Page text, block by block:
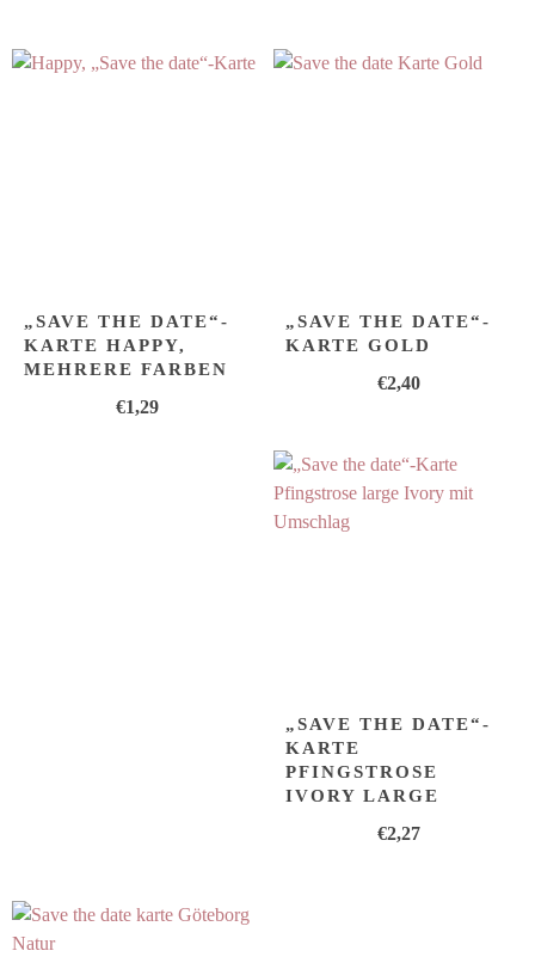
„SAVE THE DATE“-
KARTE HAPPY,
MEHRERE FARBEN
€1,29
„SAVE THE DATE“-
KARTE GOLD
€2,40
„SAVE THE DATE“-
KARTE
PFINGSTROSE
IVORY LARGE
€2,27